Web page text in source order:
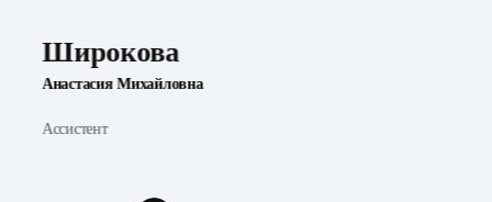
Широкова
Анастасия Михайловна
Ассистент